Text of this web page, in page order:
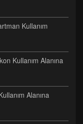
Kullanım
Kullanım Alanına
Alanına